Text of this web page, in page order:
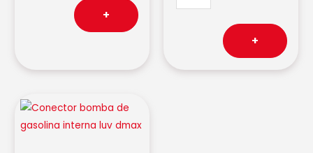
+
+
Conector
bomba